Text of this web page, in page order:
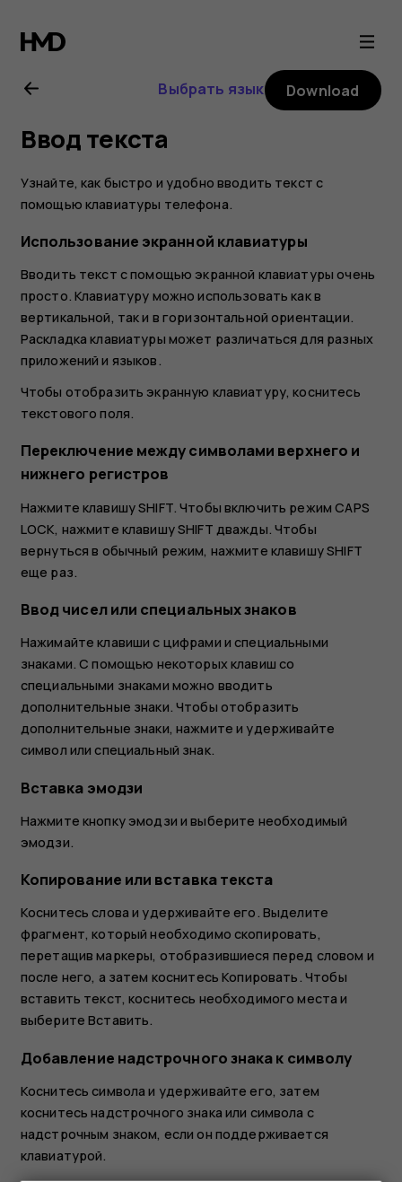
Nokia
3.2
user
guide
Выбрать язык Download
Ввод текста
Узнайте, как быстро и удобно вводить текст с
помощью клавиатуры телефона.
Использование экранной клавиатуры
Вводить текст с помощью экранной клавиатуры очень
просто. Клавиатуру можно использовать как в
вертикальной, так и в горизонтальной ориентации.
Раскладка клавиатуры может различаться для разных
приложений и языков.
Чтобы отобразить экранную клавиатуру, коснитесь
текстового поля.
Переключение между символами верхнего и
нижнего регистров
Нажмите клавишу SHIFT. Чтобы включить режим CAPS
LOCK, нажмите клавишу SHIFT дважды. Чтобы
вернуться в обычный режим, нажмите клавишу SHIFT
еще раз.
Ввод чисел или специальных знаков
Нажимайте клавиши с цифрами и специальными
знаками. С помощью некоторых клавиш со
специальными знаками можно вводить
дополнительные знаки. Чтобы отобразить
дополнительные знаки, нажмите и удерживайте
символ или специальный знак.
Вставка эмодзи
Нажмите кнопку эмодзи и выберите необходимый
эмодзи.
Копирование или вставка текста
Коснитесь слова и удерживайте его. Выделите
фрагмент, который необходимо скопировать,
перетащив маркеры, отобразившиеся перед словом и
после него, а затем коснитесьКопировать. Чтобы
вставить текст, коснитесь необходимого места и
выберитеВставить.
Добавление надстрочного знака к символу
Коснитесь символа и удерживайте его, затем
коснитесь надстрочного знака или символа с
надстрочным знаком, если он поддерживается
клавиатурой.